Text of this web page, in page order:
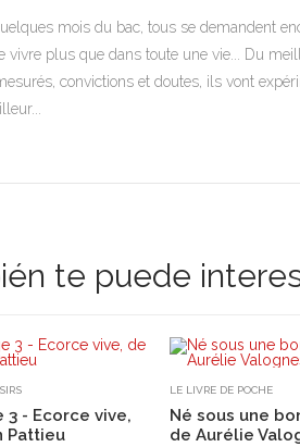
mois du bac, tous se demandent
vivre plus que dans toute une vie... Du
convictions et doutes, ils vont
te puede
3 - Ecorce vive,
Pattieu
LE LIVRE DE POCHE
Né sous une
de Aurélie